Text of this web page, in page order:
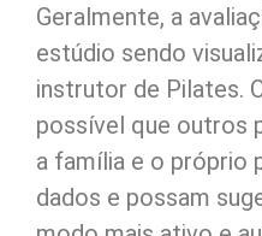
Geralmente, a
estúdio sendo
instrutor de Pilates.
possível que outros
a família e o próprio
dados e possam